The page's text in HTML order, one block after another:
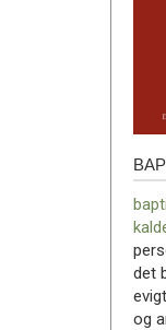
det
og